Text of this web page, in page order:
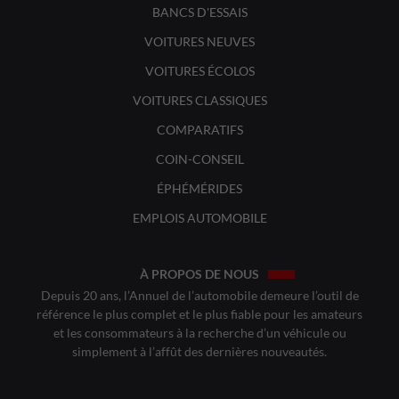
BANCS D'ESSAIS
VOITURES NEUVES
VOITURES ÉCOLOS
VOITURES CLASSIQUES
COMPARATIFS
COIN-CONSEIL
ÉPHÉMÉRIDES
EMPLOIS AUTOMOBILE
À PROPOS DE NOUS
Depuis 20 ans, l’Annuel de l’automobile demeure l’outil de
référence le plus complet et le plus fiable pour les amateurs
et les consommateurs à la recherche d’un véhicule ou
simplement à l’affût des dernières nouveautés.